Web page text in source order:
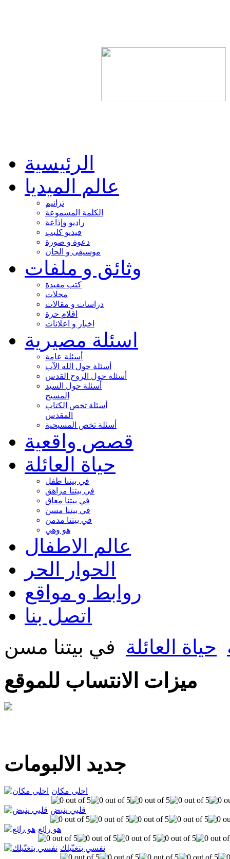
الرئيسية
عالم الميديا
ترانيم
الكلمة المسموعة
راديو وإذاعة
فيديو كليب
دعوة و صورة
موسيقى و الحان
وثائق و ملفات
كتب مفيدة
مجلات
دراسات و مقالات
اقلام حرة
اخبار و اعلانات
اسئلة مصيرية
أسئلة عامة
أسئلة حول الله الآب
أسئلة حول الروح القدس
أسئلة حول السيد
المسيح
أسئلة تخص الكتاب
المقدس
أسئلة تخص المسيحية
قصص واقعية
حياة العائلة
في بيتنا طفل
في بيتنا مراهق
في بيتنا معاق
في بيتنا مسن
في بيتنا مدمن
هو وهي
عالم الاطفال
الحوار الحر
روابط و مواقع
اتصل بنا
حياة العائلة في بيتنا مسن
ميزات الانتساب للموقع
جديد الالبومات
احلى مكان
قلبي ينبض
هو رائع
نفسي بتغنّيلك